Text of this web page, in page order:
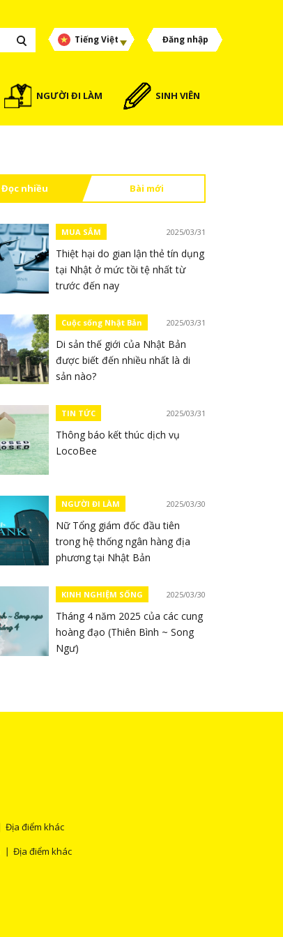
Tiếng Việt Đăng nhập
NGƯỜI ĐI LÀM SINH VIÊN
Đọc nhiều Bài mới
MUA SẮM 2025/03/31
Thiệt hại do gian lận thẻ tín dụng
tại Nhật ở mức tồi tệ nhất từ ​​
trước đến nay
Cuộc sống Nhật Bản 2025/03/31
Di sản thế giới của Nhật Bản
được biết đến nhiều nhất là di
sản nào?
TIN TỨC 2025/03/31
Thông báo kết thúc dịch vụ
LocoBee
NGƯỜI ĐI LÀM 2025/03/30
Nữ Tổng giám đốc đầu tiên
trong hệ thống ngân hàng địa
phương tại Nhật Bản
KINH NGHIỆM SỐNG 2025/03/30
Tháng 4 năm 2025 của các cung
hoàng đạo (Thiên Bình ~ Song
Ngư)
Địa điểm khác
Địa điểm khác